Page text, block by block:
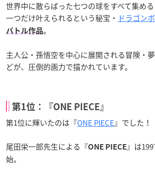
世界中に散らばった七つの球をすべて集め
一つだけ叶えられるという秘宝・ ドラゴン
バトル作品。
主人公・孫悟空を中心に展開される冒険・
どが、圧倒的画力で描かれています。
第1位：『ONE PIECE』
第1位に輝いたのは『ONE PIECE』でした！
尾田栄一郎先生による『ONE PIECE』は
始。